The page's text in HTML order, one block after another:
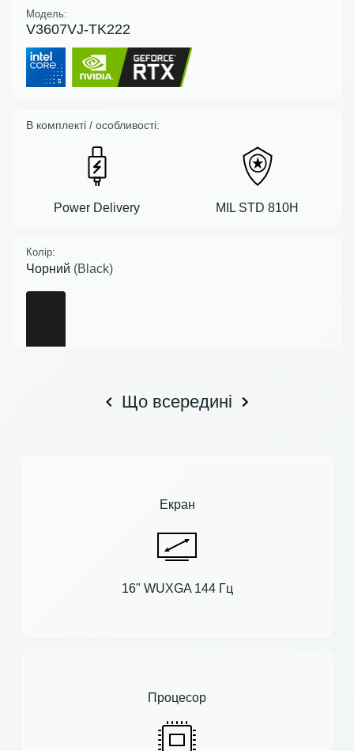
Модель:
V3607VJ-TK222
В комплекті / особливості:
Power Delivery MIL STD 810H
Колір:
Чорний (Black)
Що всередині
Екран
16" WUXGA 144 Гц
Процесор